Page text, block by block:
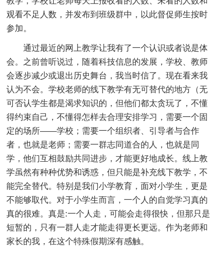
观看不足人数，并发布到班级群中，以此督促师生按时
参加。
通过最近的网上教学让我有了一个认识或者说是体
会。之前曾听说过，随着科技信息的发展，学校、教师
会逐步减少或退出历史舞台，我当时信了。现在看来我
认为不会。学校老师的线下教学有无可替代的地方（无
可否认学生都是渴求知识的，但他们都太贪玩了，不懂
得约束自己，不懂得怎样去合理安排学习，需要一个固
定的场所——学校；需要一个组织者、引导者与合作
者，也就是老师；需要一群志同道合的人，也就是同
学，他们互相鼓励共同进步，才能更好地成长。线上教
学虽然有种种优势和诱惑，但只能是补充线下教学，不
能完全替代。特别是我们小学教育，面对小学生，更是
不能够取代。对于小学生而言，一个人的自觉学习真的
真的很难。真是:一个人走，可能会走得很快，但那只是
短暂的，只有一群人走才能走得更长更远。作为老师和
家长的我，在这个特殊假期深有感触。